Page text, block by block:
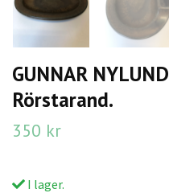
GUNNAR
Rörstarand.
350 kr
I lager.